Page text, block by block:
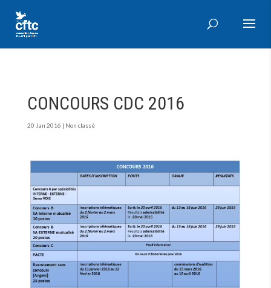
CONCOURS CDC 2016
20 Jan 2016 | Non classé